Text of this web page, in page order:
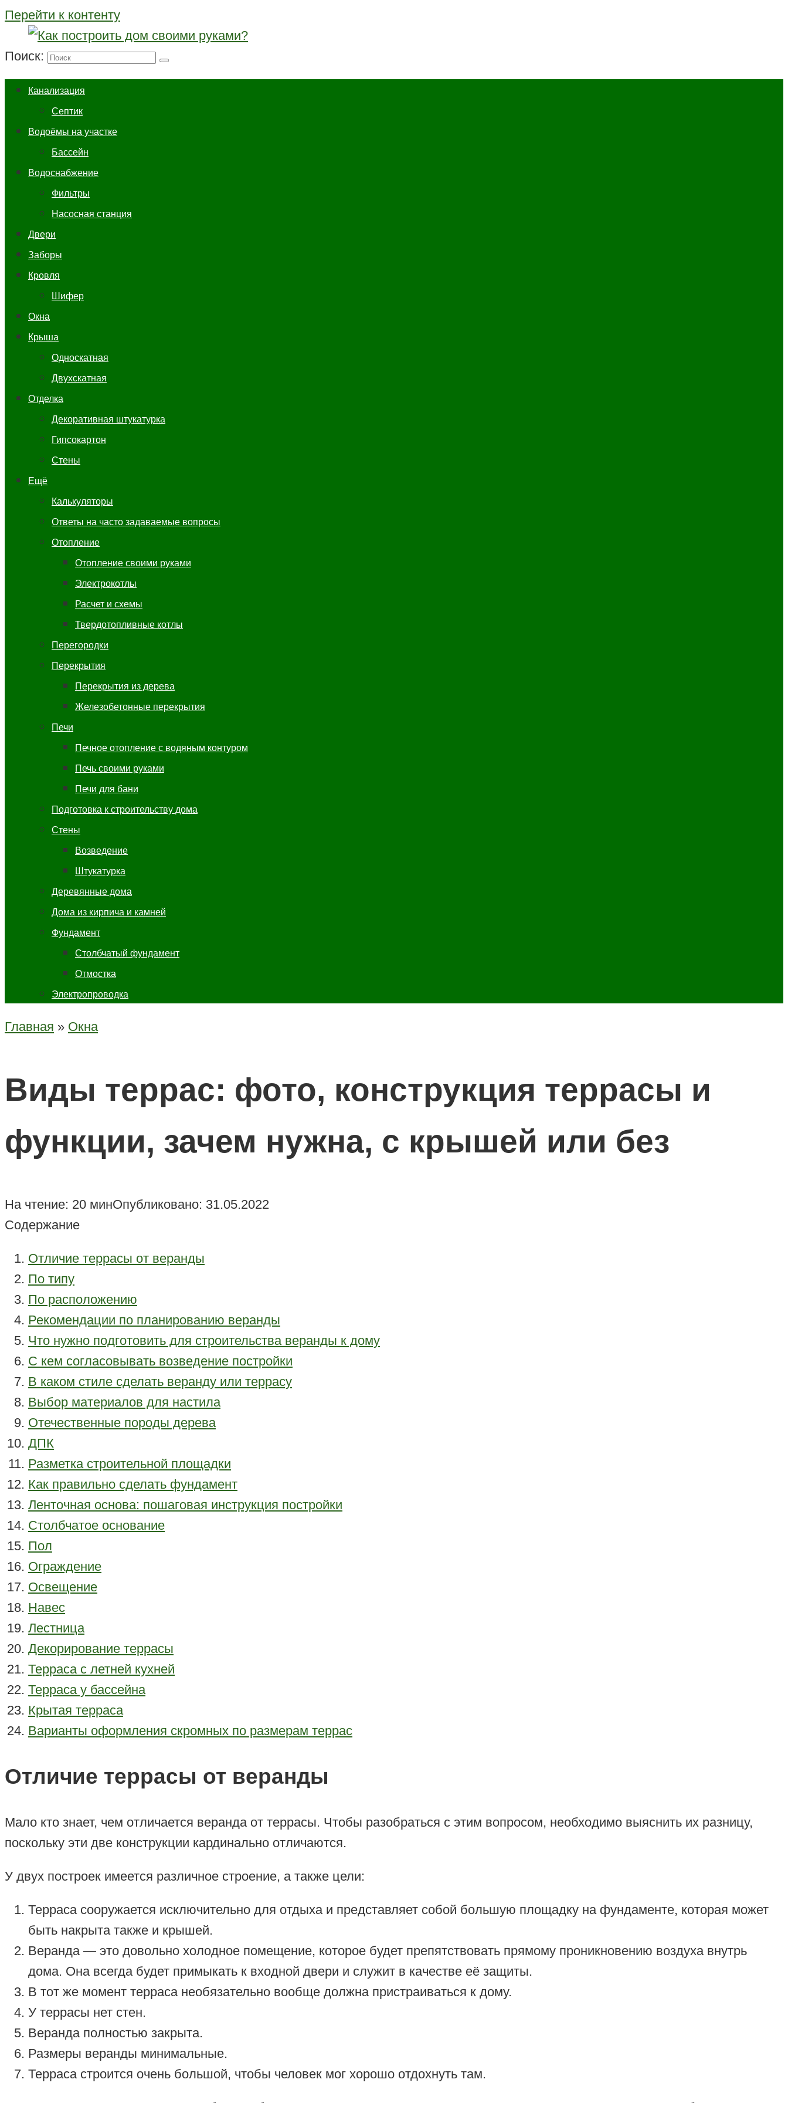
Перейти к контенту
Поиск:
Канализация
Септик
Водоёмы на участке
Бассейн
Водоснабжение
Фильтры
Насосная станция
Двери
Заборы
Кровля
Шифер
Окна
Крыша
Односкатная
Двухскатная
Отделка
Декоративная штукатурка
Гипсокартон
Стены
Ещё
Калькуляторы
Ответы на часто задаваемые вопросы
Отопление
Отопление своими руками
Электрокотлы
Расчет и схемы
Твердотопливные котлы
Перегородки
Перекрытия
Перекрытия из дерева
Железобетонные перекрытия
Печи
Печное отопление с водяным контуром
Печь своими руками
Печи для бани
Подготовка к строительству дома
Стены
Возведение
Штукатурка
Деревянные дома
Дома из кирпича и камней
Фундамент
Столбчатый фундамент
Отмостка
Электропроводка
Главная » Окна
Виды террас: фото, конструкция террасы и
функции, зачем нужна, с крышей или без
На чтение: 20 минОпубликовано: 31.05.2022
Содержание
Отличие террасы от веранды
По типу
По расположению
Рекомендации по планированию веранды
Что нужно подготовить для строительства веранды к дому
С кем согласовывать возведение постройки
В каком стиле сделать веранду или террасу
Выбор материалов для настила
Отечественные породы дерева
ДПК
Разметка строительной площадки
Как правильно сделать фундамент
Ленточная основа: пошаговая инструкция постройки
Столбчатое основание
Пол
Ограждение
Освещение
Навес
Лестница
Декорирование террасы
Терраса с летней кухней
Терраса у бассейна
Крытая терраса
Варианты оформления скромных по размерам террас
Отличие террасы от веранды
Мало кто знает, чем отличается веранда от террасы. Чтобы разобраться с этим вопросом, необходимо выяснить их разницу,
поскольку эти две конструкции кардинально отличаются.
У двух построек имеется различное строение, а также цели:
Терраса сооружается исключительно для отдыха и представляет собой большую площадку на фундаменте, которая может
быть накрыта также и крышей.
Веранда — это довольно холодное помещение, которое будет препятствовать прямому проникновению воздуха внутрь
дома. Она всегда будет примыкать к входной двери и служит в качестве её защиты.
В тот же момент терраса необязательно вообще должна пристраиваться к дому.
У террасы нет стен.
Веранда полностью закрыта.
Размеры веранды минимальные.
Терраса строится очень большой, чтобы человек мог хорошо отдохнуть там.